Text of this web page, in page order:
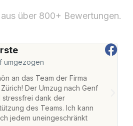
aus über 800+ Bewertungen.
umgezogen
an das Team der Firma
Der Umzug nach Genf
dank der
des Teams. Ich kann
jedem uneingeschränkt